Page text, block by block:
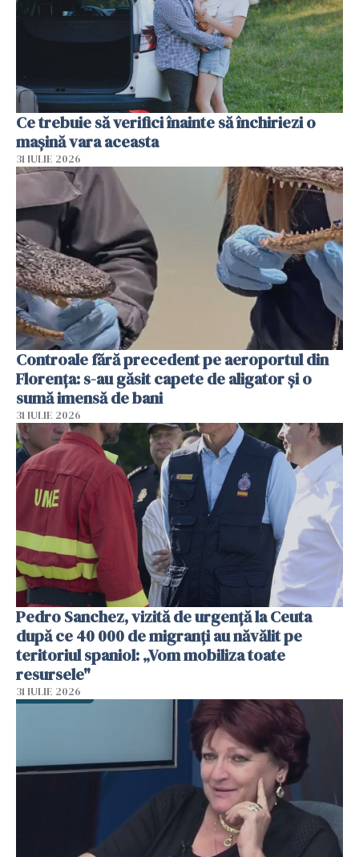
Ce trebuie să verifici înainte să închiriezi o
mașină vara aceasta
31 IULIE 2026
Controale fără precedent pe aeroportul din
Florența: s-au găsit capete de aligator și o
sumă imensă de bani
31 IULIE 2026
Pedro Sanchez, vizită de urgență la Ceuta
după ce 40 000 de migranți au năvălit pe
teritoriul spaniol: „Vom mobiliza toate
resursele"
31 IULIE 2026